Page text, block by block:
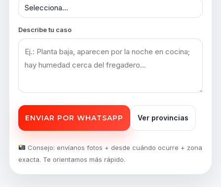
Describe tu caso
ENVIAR POR WHATSAPP Ver provincias
Consejo: envíanos fotos + desde cuándo ocurre + zona
exacta. Te orientamos más rápido.